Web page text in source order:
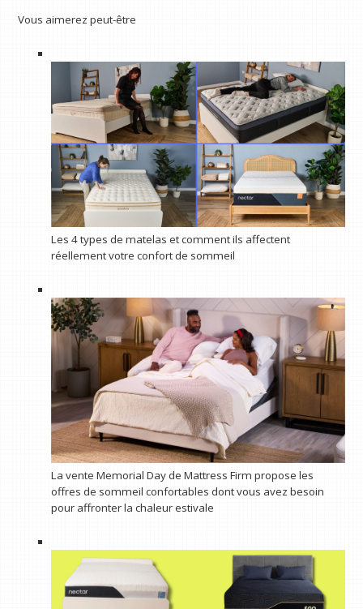
Vous aimerez peut-être
Les 4 types de matelas et comment ils affectent
réellement votre confort de sommeil
La vente Memorial Day de Mattress Firm propose les
offres de sommeil confortables dont vous avez besoin
pour affronter la chaleur estivale